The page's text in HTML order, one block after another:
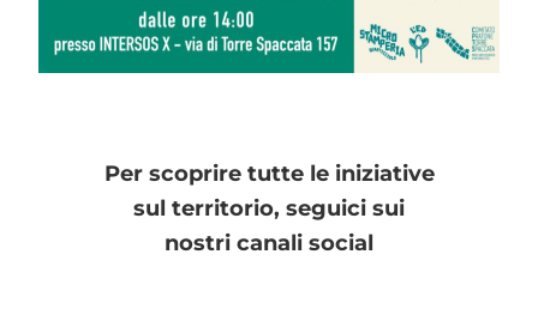
Per scoprire tutte le iniziative
sul territorio, seguici sui
nostri canali social